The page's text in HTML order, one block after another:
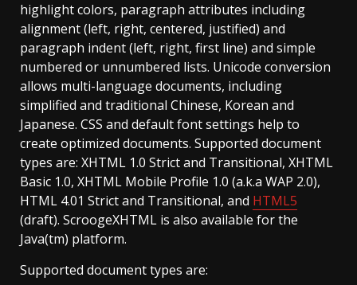
highlight colors, paragraph attributes including
alignment (left, right, centered, justified) and
paragraph indent (left, right, first line) and simple
numbered or unnumbered lists. Unicode conversion
allows multi-language documents, including
simplified and traditional Chinese, Korean and
Japanese. CSS and default font settings help to
create optimized documents. Supported document
types are: XHTML 1.0 Strict and Transitional, XHTML
Basic 1.0, XHTML Mobile Profile 1.0 (a.k.a WAP 2.0),
HTML 4.01 Strict and Transitional, and HTML5
(draft). ScroogeXHTML is also available for the
Java(tm) platform.
Supported document types are: